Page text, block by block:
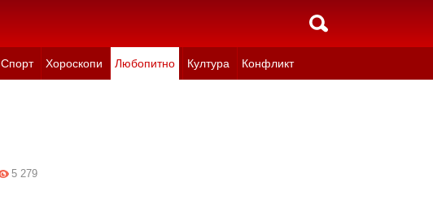
Спорт Хороскопи Любопитно Култура Конфликт
5 279